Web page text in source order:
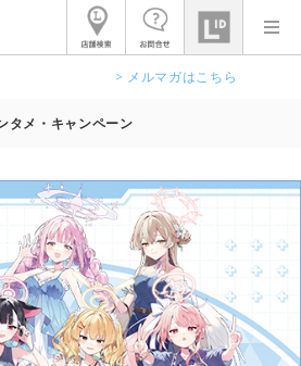
> メルマガはこちら
タメ・キャンペーン